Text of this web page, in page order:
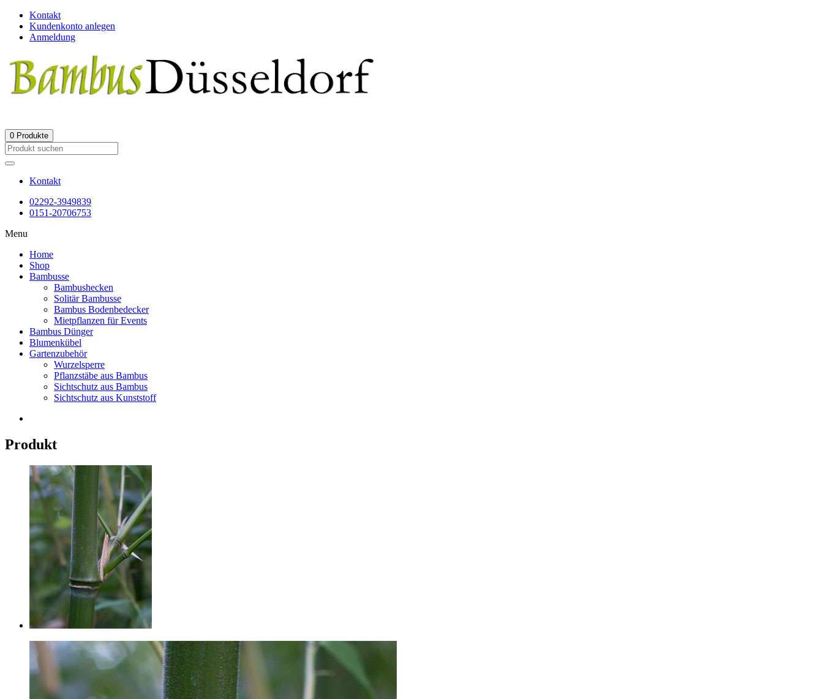
Kontakt
Kundenkonto anlegen
Anmeldung
0 Produkte
Kontakt
02292-3949839
0151-20706753
Menu
Home
Shop
Bambusse
Bambushecken
Solitär Bambusse
Bambus Bodenbedecker
Mietpflanzen für Events
Bambus Dünger
Blumenkübel
Gartenzubehör
Wurzelsperre
Pflanzstäbe aus Bambus
Sichtschutz aus Bambus
Sichtschutz aus Kunststoff
Produkt